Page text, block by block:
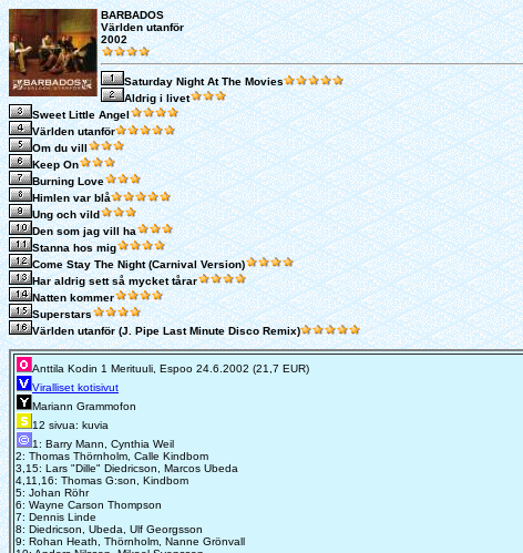
BARBADOS
Världen utanför
2002
Saturday Night At The Movies
Aldrig i livet
Sweet Little Angel
Världen utanför
Om du vill
Keep On
Burning Love
Himlen var blå
Ung och vild
Den som jag vill ha
Stanna hos mig
Come Stay The Night (Carnival Version)
Har aldrig sett så mycket tårar
Natten kommer
Superstars
Världen utanför (J. Pipe Last Minute Disco Remix)
Anttila Kodin 1 Merituuli, Espoo 24.6.2002 (21,7 EUR)
Viralliset kotisivut
Mariann Grammofon
12 sivua: kuvia
1: Barry Mann, Cynthia Weil
2: Thomas Thörnholm, Calle Kindbom
3,15: Lars "Dille" Diedricson, Marcos Ubeda
4,11,16: Thomas G:son, Kindbom
5: Johan Röhr
6: Wayne Carson Thompson
7: Dennis Linde
8: Diedricson, Ubeda, Ulf Georgsson
9: Rohan Heath, Thörnholm, Nanne Grönvall